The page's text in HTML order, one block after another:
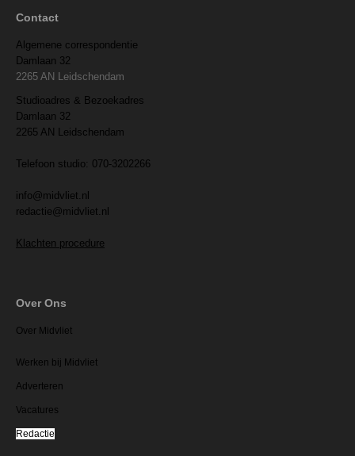
Contact
Algemene correspondentie
Damlaan 32
2265 AN Leidschendam
Studioadres & Bezoekadres
Damlaan 32
2265 AN Leidschendam
Telefoon studio: 070-3202266
info@midvliet.nl
redactie@midvliet.nl
Klachten procedure
Over Ons
Over Midvliet
Werken bij Midvliet
Adverteren
Vacatures
Redactie